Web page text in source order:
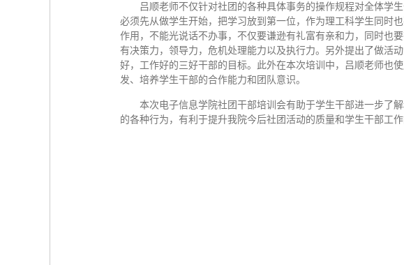
吕顺老师不仅针对社团的各种具体事务的操作规程对全体学
必须先从做学生开始，把学习放到第一位，作为理工科学生同时
作用，不能光说话不办事，不仅要谦逊有礼富有亲和力，同时也
有决策力，领导力，危机处理能力以及执行力。另外提出了做活
好，工作好的三好干部的目标。此外在本次培训中，吕顺老师也
发、培养学生干部的合作能力和团队意识。
本次电子信息学院社团干部培训会有助于学生干部进一步了
的各种行为，有利于提升我院今后社团活动的质量和学生干部工